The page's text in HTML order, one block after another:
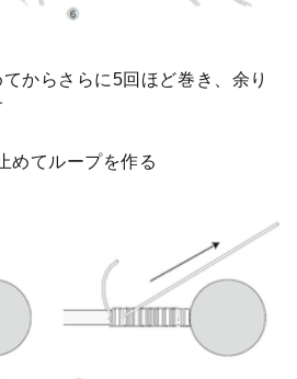
からさらに5回ほど巻き、余り
めてループを作る